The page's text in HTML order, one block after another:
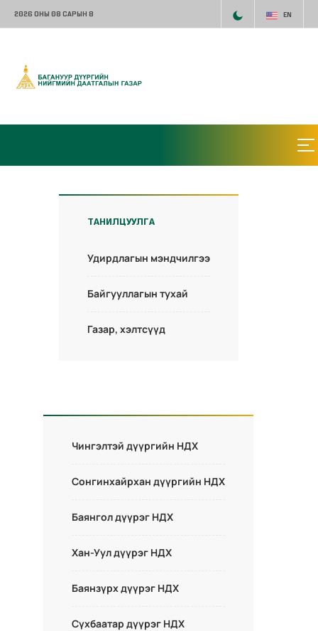
2026 ОНЫ 08 САРЫН 8 EN
ТАНИЛЦУУЛГА
Удирдлагын мэндчилгээ
Байгууллагын тухай
Газар, хэлтсүүд
Чингэлтэй дүүргийн НДХ
Сонгинхайрхан дүүргийн НДХ
Баянгол дүүрэг НДХ
Хан-Уул дүүрэг НДХ
Баянзүрх дүүрэг НДХ
Сүхбаатар дүүрэг НДХ